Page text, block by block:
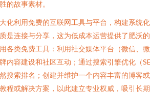
的故事素材。
化利用免费的互联网工具与平台，构建系统
是连接与分享，这为低成本运营提供了肥沃
各类免费工具：利用社交媒体平台（微信、
内容建设和社区互动；通过搜索引擎优化（
搜索排名；创建并维护一个内容丰富的博客
程或解决方案，以此建立专业权威，吸引长